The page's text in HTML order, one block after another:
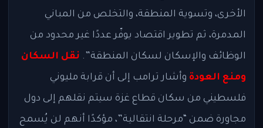
الأخرى، وتسوية المنطقة، والتخلص من المباني
المدمرة، ثم تطوير اقتصاد يوفّر عددًا غير محدود من
الوظائف والإسكان لسكان المنطقة”. نقل السكان
ومنع العودة وأشار ترامب إلى أن قرابة مليوني
فلسطيني من سكان قطاع غزة سيتم نقلهم إلى دول
مجاورة ضمن “مرحلة انتقالية”، مؤكدًا أنهم لن يُسمح